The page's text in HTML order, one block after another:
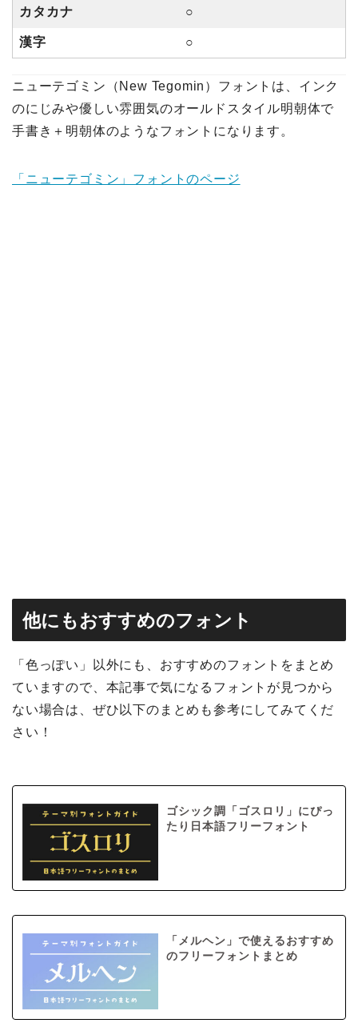
カタカナ ○
漢字 ○
ニューテゴミン（New Tegomin）フォントは、インク
のにじみや優しい雰囲気のオールドスタイル明朝体で
手書き＋明朝体のようなフォントになります。
「ニューテゴミン」フォントのページ
他にもおすすめのフォント
「色っぽい」以外にも、おすすめのフォントをまとめ
ていますので、本記事で気になるフォントが見つから
ない場合は、ぜひ以下のまとめも参考にしてみてくだ
さい！
ゴシック調「ゴスロリ」にぴっ
たり日本語フリーフォント
「メルヘン」で使えるおすすめ
のフリーフォントまとめ